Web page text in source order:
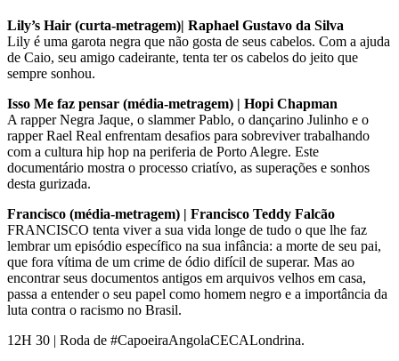
Lily’s Hair (curta-metragem)| Raphael Gustavo da Silva
Lily é uma garota negra que não gosta de seus cabelos. Com a ajuda
de Caio, seu amigo cadeirante, tenta ter os cabelos do jeito que
sempre sonhou.
Isso Me faz pensar (média-metragem) | Hopi Chapman
A rapper Negra Jaque, o slammer Pablo, o dançarino Julinho e o
rapper Rael Real enfrentam desafios para sobreviver trabalhando
com a cultura hip hop na periferia de Porto Alegre. Este
documentário mostra o processo criatívo, as superações e sonhos
desta gurizada.
Francisco (média-metragem) | Francisco Teddy Falcão
FRANCISCO tenta viver a sua vida longe de tudo o que lhe faz
lembrar um episódio específico na sua infância: a morte de seu pai,
que fora vítima de um crime de ódio difícil de superar. Mas ao
encontrar seus documentos antigos em arquivos velhos em casa,
passa a entender o seu papel como homem negro e a importância da
luta contra o racismo no Brasil.
12H 30 | Roda de #CapoeiraAngolaCECALondrina.